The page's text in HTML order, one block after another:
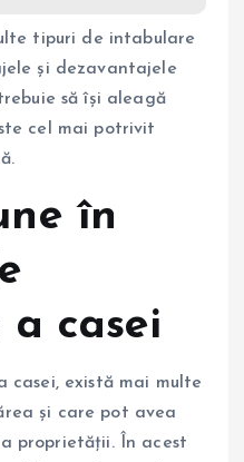
tipuri de intabulare
și dezavantajele
să își aleagă
cel mai potrivit
în
casei
casei, există mai multe
și care pot avea
proprietății. În acest